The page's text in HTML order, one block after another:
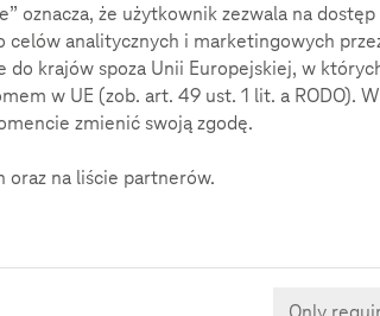
że użytkownik zezwala na
analitycznych i marketingowych
krajów spoza Unii Europejskiej, w
w UE (zob. art. 49 ust. 1 lit. a RODO). W
zmienić swoją zgodę.
na liście partnerów.